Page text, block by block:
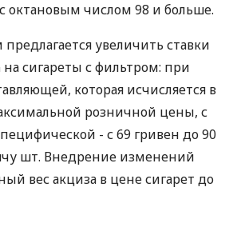
октановым числом 98 и больше.
увеличить ставки
на сигареты с фильтром: при
которая исчисляется в
розничной цены, с
- с 69 гривен до 90
шт. Внедрение изменений
вес акциза в цене сигарет до